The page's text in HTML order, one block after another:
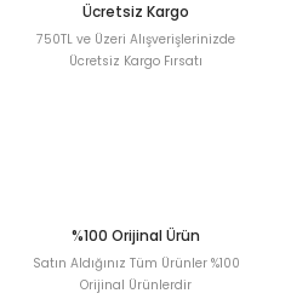
Ücretsiz Kargo
750TL ve Üzeri Alışverişlerinizde
Ücretsiz Kargo Fırsatı
%100 Orijinal Ürün
Satın Aldığınız Tüm Ürünler %100
Orijinal Ürünlerdir